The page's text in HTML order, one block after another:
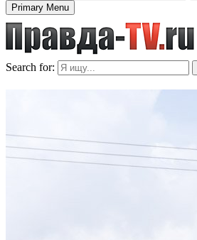
Primary Menu
Search for: